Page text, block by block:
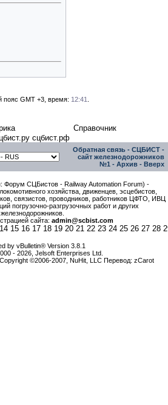
пояс GMT +3, время: 12:41
Справочник
сцбист.рф
Обратная связь - СЦБИСТ -
сайт железнодорожников
№1 - Архив - Вверх
СЦБистов - Railway Automation Forum) -
хозяйства, движенцев, эсцебистов,
связистов, проводников, работников ЦФТО, ИВЦ
погрузочно-разгрузочных работ и других
железнодорожников.
сайта: admin@scbist.com
14 15 16 17 18 19 20 21 22 23 24 25 26 27 28
by vBulletin® Version 3.8.1
- 2026, Jelsoft Enterprises Ltd.
©2006-2007, NuHit, LLC Перевод: zCarot